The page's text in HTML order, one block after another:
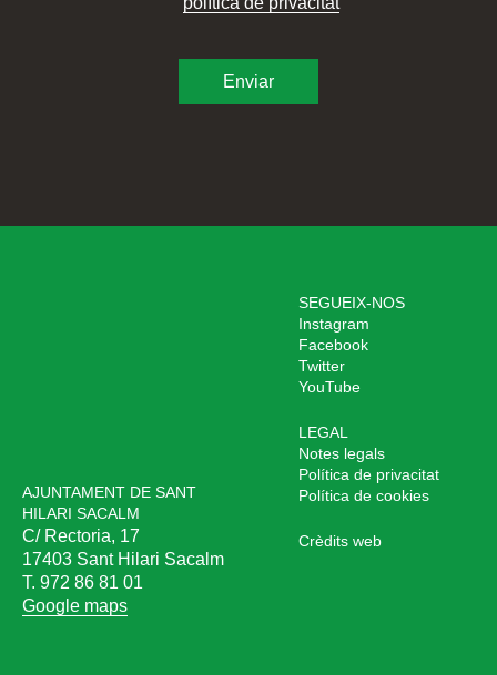
AJUNTAMENT DE SANT
HILARI SACALM
C/ Rectoria, 17
17403 Sant Hilari Sacalm
T. 972 86 81 01
Google maps
SEGUEIX-NOS
Instagram
Facebook
Twitter
YouTube
LEGAL
Notes legals
Política de privacitat
Política de cookies
Crèdits web